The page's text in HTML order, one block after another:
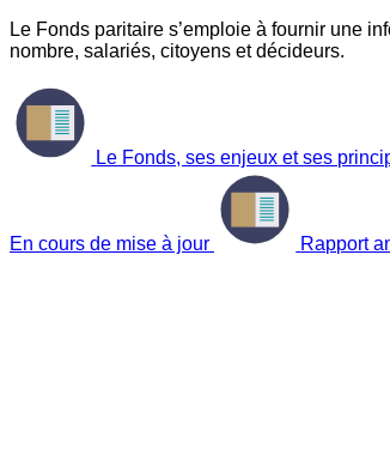
Le Fonds paritaire s’emploie à fournir une
nombre, salariés, citoyens et décideurs.
Le Fonds, ses enjeux et ses
En cours de mise à jour Rapport